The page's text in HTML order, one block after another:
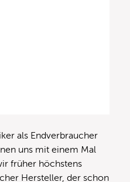
als Endverbraucher
uns mit einem Mal
früher höchstens
Hersteller, der schon